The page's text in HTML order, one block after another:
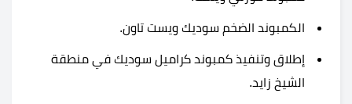
الكمبوند الضخم سوديك ويست تاون.
إطلاق وتنفيذ كمبوند كراميل سوديك في منطقة
الشيخ زايد.